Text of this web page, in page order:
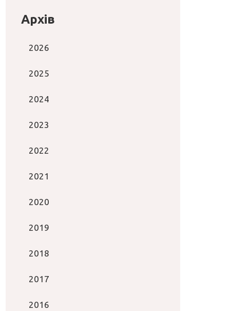
Архів
2026
2025
2024
2023
2022
2021
2020
2019
2018
2017
2016